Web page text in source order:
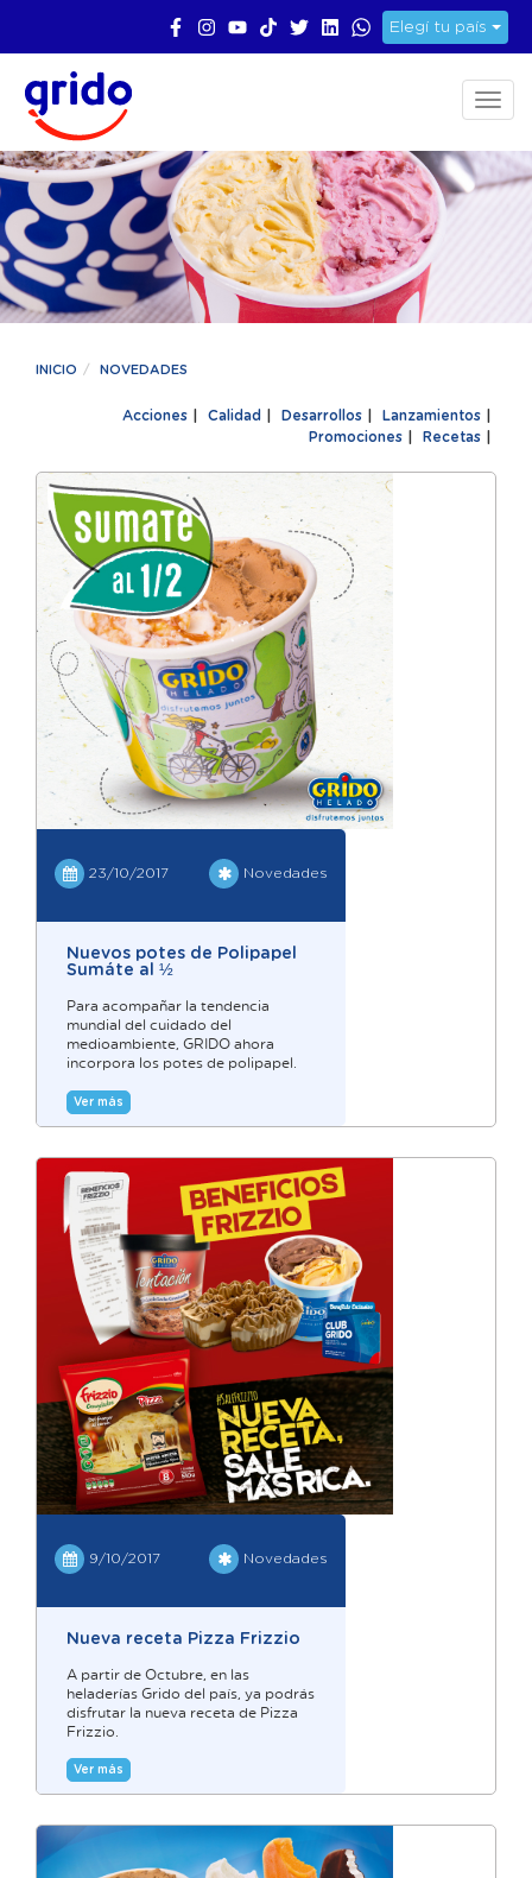
Elegí tu país
INICIO NOVEDADES
Acciones Calidad Desarrollos Lanzamientos
Promociones
Recetas
23/10/2017 Novedades
Nuevos potes de Polipapel
Sumáte al ½
Para acompañar la tendencia
mundial del cuidado del
medioambiente, GRIDO ahora
incorpora los potes de polipapel.
Ver más
9/10/2017 Novedades
Nueva receta Pizza Frizzio
A partir de Octubre, en las
heladerías Grido del país, ya podrás
disfrutar la nueva receta de Pizza
Frizzio.
Ver más